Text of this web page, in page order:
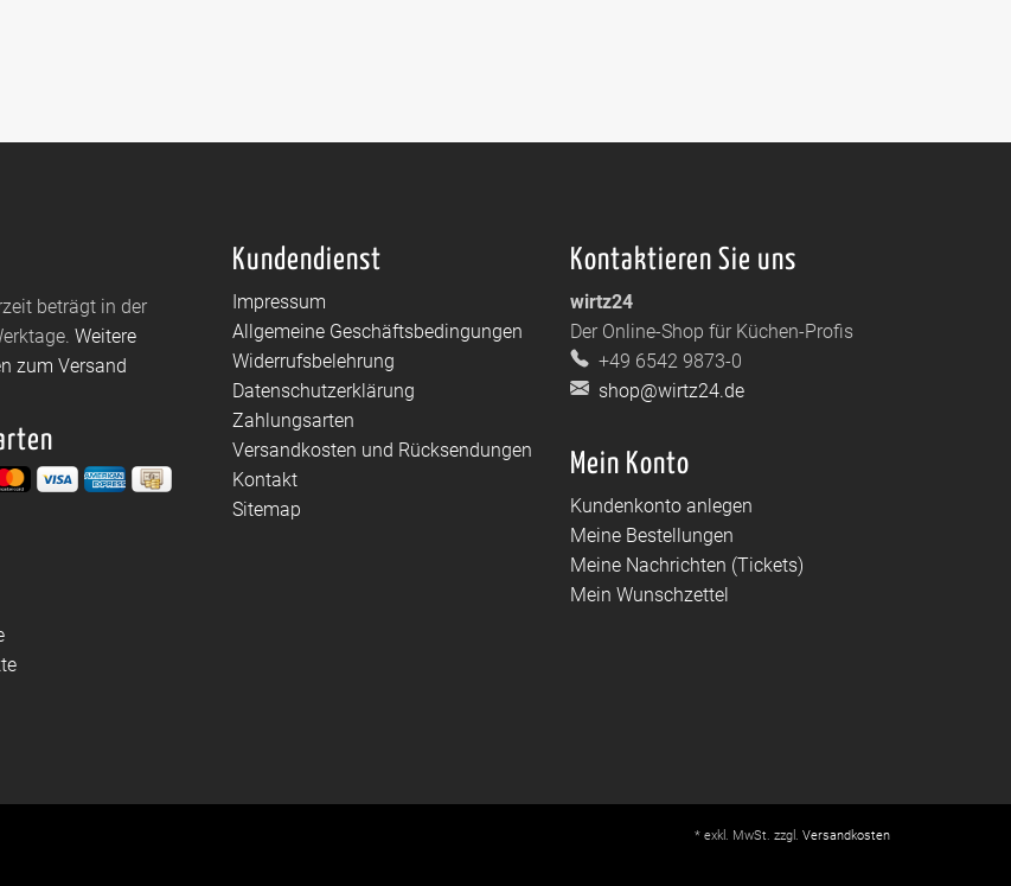
beträgt in der
Weitere
zum Versand
Kundendienst
Impressum
Allgemeine Geschäftsbedingungen
Widerrufsbelehrung
Datenschutzerklärung
Zahlungsarten
Versandkosten und Rücksendungen
Kontakt
Sitemap
Kontaktieren Sie uns
wirtz24
Der Online-Shop für Küchen-Profis
+49 6542 9873-0
shop@wirtz24.de
Mein Konto
Kundenkonto anlegen
Meine Bestellungen
Meine Nachrichten (Tickets)
Mein Wunschzettel
* exkl. MwSt. zzgl. Versandkosten